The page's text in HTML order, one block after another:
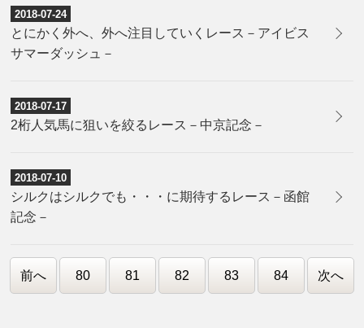
2018-07-24
とにかく外へ、外へ注目していくレース－アイビス
サマーダッシュ－
2018-07-17
2桁人気馬に狙いを絞るレース－中京記念－
2018-07-10
シルクはシルクでも・・・に期待するレース－函館
記念－
前へ 80 81 82 83 84 次へ